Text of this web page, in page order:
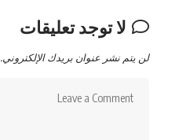
لا توجد تعليقات
لن يتم نشر عنوان بريدك الإلكتروني.